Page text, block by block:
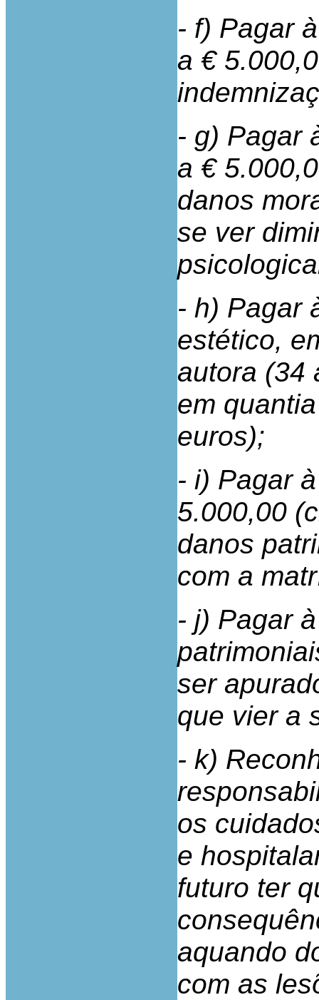
- f) Pagar
a €
- g) Pagar
a €
danos
se ver
- h) Pagar
estético,
autora (34
em
euros);
- i) Pagar
5.000,00
danos
com a
- j) Pagar
ser
que vier a
- k)
os
e
futuro ter
aquando
com as